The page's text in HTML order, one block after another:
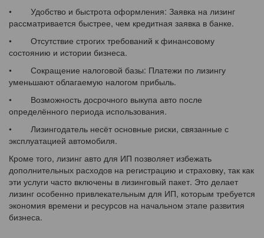
• Удобство и быстрота оформления: Заявка на лизинг
рассматривается быстрее, чем кредитная заявка в банке.
• Отсутствие строгих требований к финансовому
состоянию и истории бизнеса.
• Сокращение налоговой базы: Платежи по лизингу
уменьшают облагаемую налогом прибыль.
• Возможность досрочного выкупа авто после
определённого периода использования.
• Лизингодатель несёт основные риски, связанные с
эксплуатацией автомобиля.
Кроме того, лизинг авто для ИП позволяет избежать
дополнительных расходов на регистрацию и страховку, так как
эти услуги часто включены в лизинговый пакет. Это делает
лизинг особенно привлекательным для ИП, которым требуется
экономия времени и ресурсов на начальном этапе развития
бизнеса.